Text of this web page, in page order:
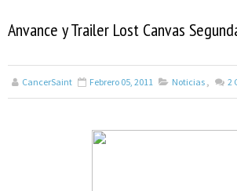
Anvance y Trailer Lost Canvas
CancerSaint Febrero 05, 2011 Noticias , 2